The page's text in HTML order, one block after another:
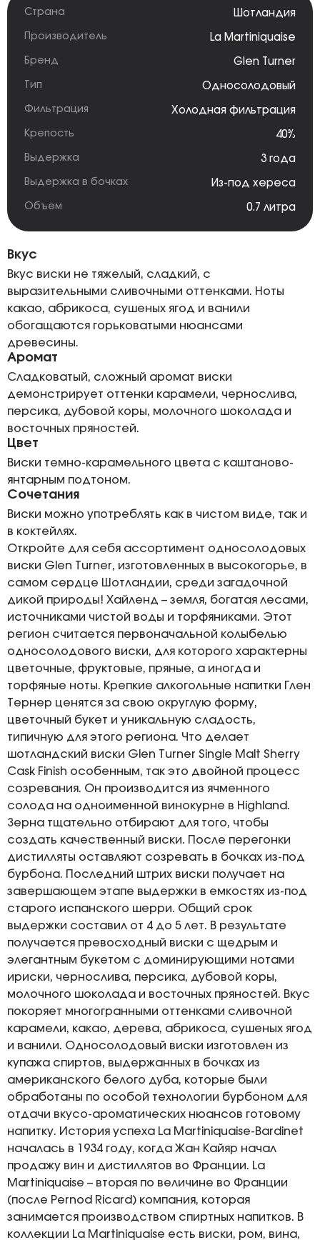
Страна Шотландия
Производитель La Martiniquaise
Бренд Glen Turner
Тип Односолодовый
Фильтрация Холодная фильтрация
Крепость 40%
Выдержка 3 года
Выдержка в бочках Из-под хереса
Объем 0.7 литра
Вкус
Вкус виски не тяжелый, сладкий, с
выразительными сливочными оттенками. Ноты
какао, абрикоса, сушеных ягод и ванили
обогащаются горьковатыми нюансами
древесины.
Аромат
Сладковатый, сложный аромат виски
демонстрирует оттенки карамели, чернослива,
персика, дубовой коры, молочного шоколада и
восточных пряностей.
Цвет
Виски темно-карамельного цвета с каштаново-
янтарным подтоном.
Сочетания
Виски можно употреблять как в чистом виде, так и
в коктейлях.
Откройте для себя ассортимент односолодовых
виски Glen Turner, изготовленных в высокогорье, в
самом сердце Шотландии, среди загадочной
дикой природы! Хайленд – земля, богатая лесами,
источниками чистой воды и торфяниками. Этот
регион считается первоначальной колыбелью
односолодового виски, для которого характерны
цветочные, фруктовые, пряные, а иногда и
торфяные ноты. Крепкие алкогольные напитки Глен
Тернер ценятся за свою округлую форму,
цветочный букет и уникальную сладость,
типичную для этого региона. Что делает
шотландский виски Glen Turner Single Malt Sherry
Cask Finish особенным, так это двойной процесс
созревания. Он производится из ячменного
солода на одноименной винокурне в Highland.
Зерна тщательно отбирают для того, чтобы
создать качественный виски. После перегонки
дистилляты оставляют созревать в бочках из-под
бурбона. Последний штрих виски получает на
завершающем этапе выдержки в емкостях из-под
старого испанского шерри. Общий срок
выдержки составил от 4 до 5 лет. В результате
получается превосходный виски с щедрым и
элегантным букетом с доминирующими нотами
ириски, чернослива, персика, дубовой коры,
молочного шоколада и восточных пряностей. Вкус
покоряет многогранными оттенками сливочной
карамели, какао, дерева, абрикоса, сушеных ягод
и ванили. Односолодовый виски изготовлен из
купажа спиртов, выдержанных в бочках из
американского белого дуба, которые были
обработаны по особой технологии бурбоном для
отдачи вкусо-ароматических нюансов готовому
напитку. История успеха La Martiniquaise-Bardinet
началась в 1934 году, когда Жан Кайяр начал
продажу вин и дистиллятов во Франции. La
Martiniquaise – вторая по величине во Франции
(после Pernod Ricard) компания, которая
занимается производством спиртных напитков. В
коллекции La Martiniquaise есть виски, ром, вина,